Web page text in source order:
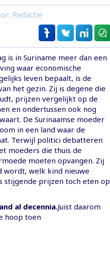
Redactie
is in Suriname meer dan een
waar economische
leven bepaalt, is de
het gezin. Zij is degene die
prijzen vergelijkt op de
en ondertussen ook nog
De Surinaamse moeder
in een land waar de
Terwijl politici debatteren
moeders die thuis de
moeten opvangen. Zij
wordt, welk kind nieuwe
stijgende prijzen toch eten op
al decennia.Juist daarom
hoop toen